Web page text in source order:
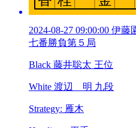
2024-08-27 09:00:00 伊
七番勝負第５局
Black 藤井聡太 王位
White 渡辺 明 九段
Strategy: 雁木